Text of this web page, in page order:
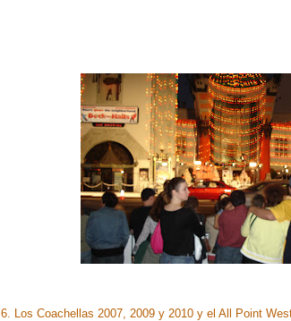
6. Los Coachellas 2007, 2009 y 2010 y el All Point